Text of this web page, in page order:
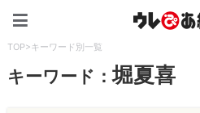
TOP>キーワード別一覧
キーワード：堀夏喜